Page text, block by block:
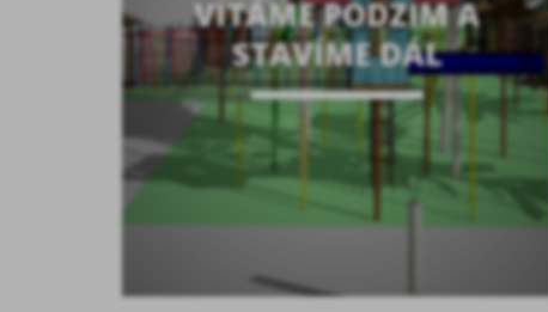
VÍTÁME PODZIM A
STAVÍME DÁL